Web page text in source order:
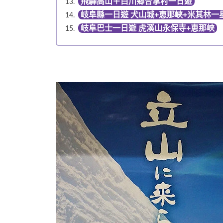
岐阜縣一日遊 犬山城+恵那峽+米其林一
岐阜巴士一日遊 虎溪山永保寺+恵那峡